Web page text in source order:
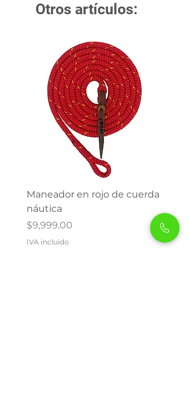
Otros artículos:
Maneador en rojo de cuerda
náutica
Precio
$9,999.00
IVA incluido
Precio
IVA